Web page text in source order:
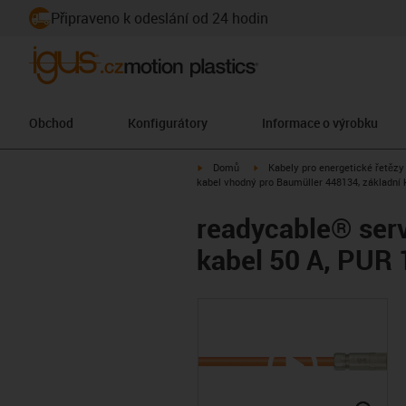
Připraveno k odeslání od 24 hodin
Obchod Konfigurátory Informace o výrobku
igus-icon-arrow-right
Domů igus-icon-arrow-right
Kabely pro energetické řetězy
kabel vhodný pro Baumüller 448134, základní
readycable®
kabel 50 A, PUR